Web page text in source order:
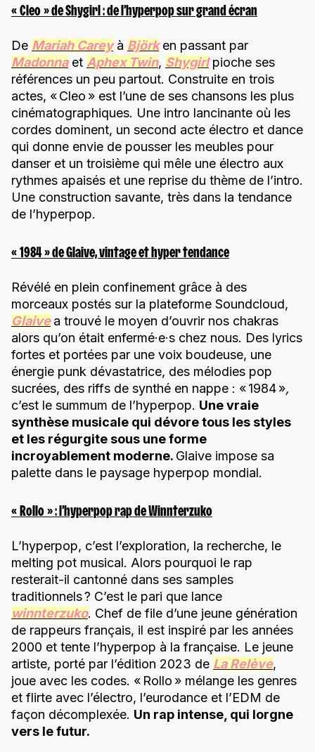
« Cleo » de Shygirl : de l’hyperpop sur grand écran
De Mariah Careyà Björken passant par
Madonnaet Aphex Twin, Shygirlpioche ses
références un peu partout. Construite en trois
actes, « Cleo » est l’une de ses chansons les plus
cinématographiques. Une intro lancinante où les
cordes dominent, un second acte électro et dance
qui donne envie de pousser les meubles pour
danser et un troisième qui mêle une électro aux
rythmes apaisés et une reprise du thème de l’intro.
Une construction savante, très dans la tendance
de l’hyperpop.
« 1984 » de Glaive, vintage et hyper tendance
Révélé en plein confinement grâce à des
morceaux postés sur la plateforme Soundcloud,
Glaive a trouvé le moyen d’ouvrir nos chakras
alors qu’on était enfermé·e·s chez nous. Des lyrics
fortes et portées par une voix boudeuse, une
énergie punk dévastatrice, des mélodies pop
sucrées, des riffs de synthé en nappe : « 1984 »,
c’est le summum de l’hyperpop. Une vraie
synthèse musicale qui dévore tous les styles
et les régurgite sous une forme
incroyablement moderne. Glaive impose sa
palette dans le paysage hyperpop mondial.
« Rollo » : l’hyperpop rap de Winnterzuko
L’hyperpop, c’est l’exploration, la recherche, le
melting pot musical. Alors pourquoi le rap
resterait-il cantonné dans ses samples
traditionnels ? C’est le pari que lance
winnterzuko. Chef de file d’une jeune génération
de rappeurs français, il est inspiré par les années
2000 et tente l’hyperpop à la française. Le jeune
artiste, porté par l’édition 2023 de La Relève,
joue avec les codes. « Rollo » mélange les genres
et flirte avec l’électro, l’eurodance et l’EDM de
façon décomplexée. Un rap intense, qui lorgne
vers le futur.